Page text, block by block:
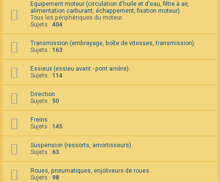
Equipement moteur (circulation d'huile et d'eau, filtre à air,
alimentation carburant, échappement, fixation moteur).
Tous les périphériques du moteur.
Sujets : 404
Transmission (embrayage, boîte de vitesses, transmission).
Sujets : 163
Essieux (essieu avant - pont arrière).
Sujets : 114
Direction
Sujets : 50
Freins
Sujets : 145
Suspension (ressorts, amortisseurs).
Sujets : 63
Roues, pneumatiques, enjoliveurs de roues.
Sujets : 98